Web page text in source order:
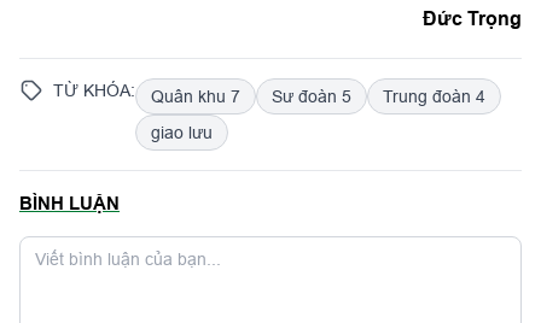
Đức Trọng
TỪ KHÓA: Quân khu 7 Sư đoàn 5
Trung đoàn 4
giao lưu
BÌNH LUẬN